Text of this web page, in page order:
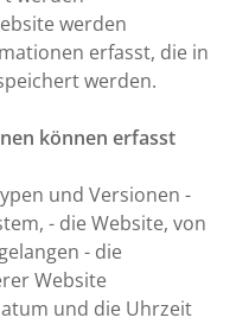
werden
erfasst, die in
werden.
können erfasst
und Versionen -
- die Website, von
- die
Website
und die Uhrzeit